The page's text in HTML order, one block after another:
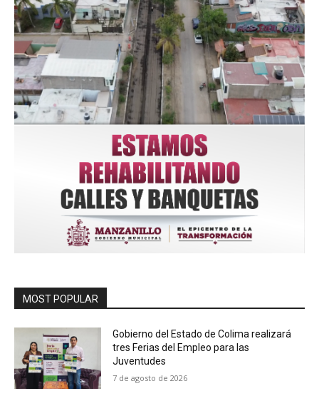
MOST POPULAR
Gobierno del Estado de Colima realizará
tres Ferias del Empleo para las
Juventudes
7 de agosto de 2026